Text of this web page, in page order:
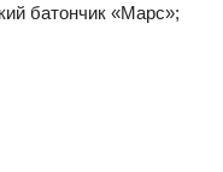
батончик «Марс»;